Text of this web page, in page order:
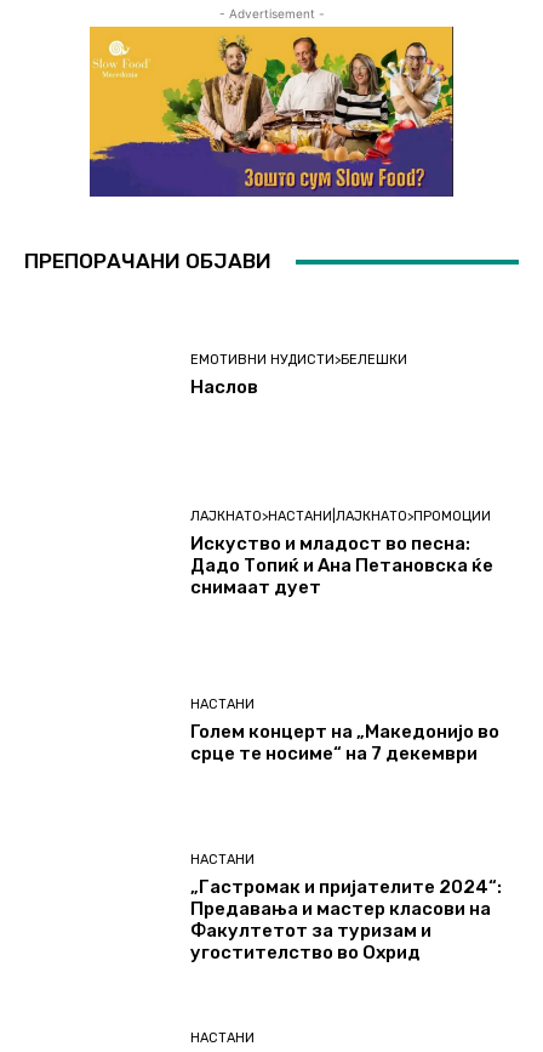
- Advertisement -
ПРЕПОРАЧАНИ ОБЈАВИ
ЕМОТИВНИ НУДИСТИ>БЕЛЕШКИ
Наслов
ЛАЈКНАТО>НАСТАНИ|ЛАЈКНАТО>ПРОМОЦИИ
Искуство и младост во песна:
Дадо Топиќ и Ана Петановска ќе
снимаат дует
НАСТАНИ
Голем концерт на „Македонијо во
срце те носиме“ на 7 декември
НАСТАНИ
„Гастромак и пријателите 2024“:
Предавања и мастер класови на
Факултетот за туризам и
угостителство во Охрид
НАСТАНИ